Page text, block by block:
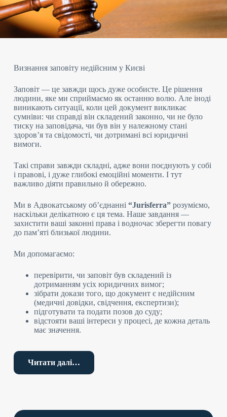
Визнання заповіту недійсним у Києві
Заповіт — це завжди щось дуже особисте. Це рішення
людини, яке ми сприймаємо як останню волю. Але іноді
виникають ситуації, коли цей документ викликає
сумніви: чи справді він складений законно, чи не було
тиску на заповідача, чи був він у належному стані
здоров’я та свідомості, чи дотримані всі юридичні
вимоги.
Такі справи завжди складні, адже вони поєднують у собі
і правові, і дуже глибокі емоційні моменти. І тут
важливо діяти правильно й обережно.
Ми в Адвокатському об’єднанні “Jurisferra”розуміємо,
наскільки делікатною є ця тема. Наше завдання —
захистити ваші законні права і водночас зберегти повагу
до пам’яті близької людини.
Ми допомагаємо:
перевірити, чи заповіт був складений із
дотриманням усіх юридичних вимог;
зібрати докази того, що документ є недійсним
(медичні довідки, свідчення, експертизи);
підготувати та подати позов до суду;
відстояти ваші інтереси у процесі, де кожна деталь
має значення.
Ми пояснюємо всі кроки простими словами, щоб ви не
губилися у юридичних тонкощах. Ви завжди будете
знати, що відбувається, і відчувати підтримку. Ми
Читати далі…